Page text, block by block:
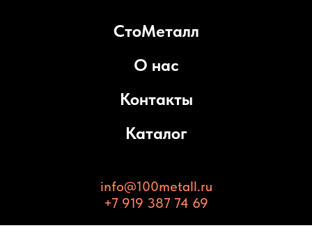
СтоМеталл
О нас
Контакты
Каталог
info@100metall.ru
+7 919 387 74 69